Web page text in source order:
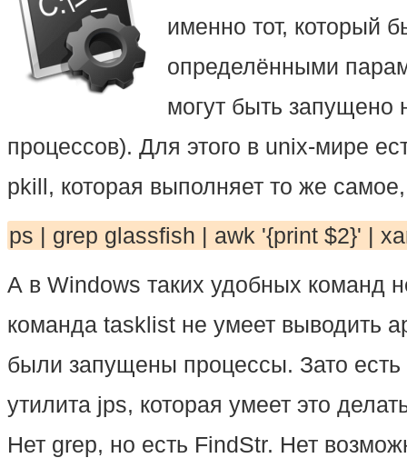
именно тот, который
определёнными
могут быть запущено
процессов). Для этого в unix-мире
pkill, которая выполняет то же
ps | grep glassfish | awk '{print $2}' |
А в Windows таких удобных команд
команда tasklist не умеет выводить
были запущены процессы. Зато
утилита jps, которая умеет это
Нет grep, но есть FindStr. Нет